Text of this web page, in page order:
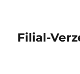
Filial-